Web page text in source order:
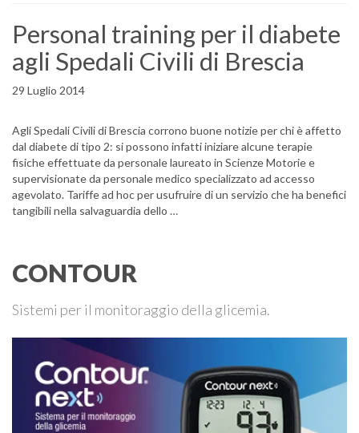
Personal training per il diabete
agli Spedali Civili di Brescia
29 Luglio 2014
Agli Spedali Civili di Brescia corrono buone notizie per chi è affetto
dal diabete di tipo 2: si possono infatti iniziare alcune terapie
fisiche effettuate da personale laureato in Scienze Motorie e
supervisionate da personale medico specializzato ad accesso
agevolato. Tariffe ad hoc per usufruire di un servizio che ha benefici
tangibili nella salvaguardia dello …
CONTOUR
Sistemi per il monitoraggio della glicemia.